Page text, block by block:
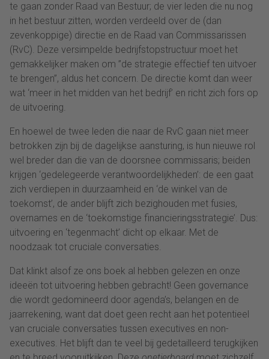
te gaan zonder Raad van Bestuur; de vier leden die nu nog
in het bestuur zitten, worden verdeeld over de (dan
zevenkoppige) directie en de Raad van Commissarissen
(RvC). Deze versimpelde bedrijfstopstructuur moet het
gemakkelijker maken om ”de strategie effectief ten uitvoer
te brengen”, aldus het concern. De directie komt dan weer
wat ‘meer in het midden van het bedrijf’ en richt zich fors op
de uitvoering.
En hoewel de twee leden die naar de RvC gaan niet meer
betrokken zijn bij de dagelijkse aansturing, is hun nieuwe rol
wel breder dan die van de doorsnee commissaris; beiden
krijgen ‘gedelegeerde verantwoordelijkheden’: de een gaat
zich verdiepen in duurzaamheid en ‘de winkel van de
toekomst’, de ander blijft zich bezighouden met fusies,
overnames en de ‘toekomstige financieringsstrategie’. Dus:
uitvoering en ‘tegenmacht’ dicht op elkaar. Met de
noodzaak tot cruciale conversaties.
Dat klinkt alsof ze ons boek al hebben gelezen en onze
ideeën tot uitvoering hebben gebracht! Geen governance
die wordt gedomineerd door agenda’s, belangen en de
jaarrekening, want dat doet geen recht aan het potentieel
van cruciale conversaties tussen executives en non-
executives. Het blijft dan te veel bij gedetailleerd terugkijken